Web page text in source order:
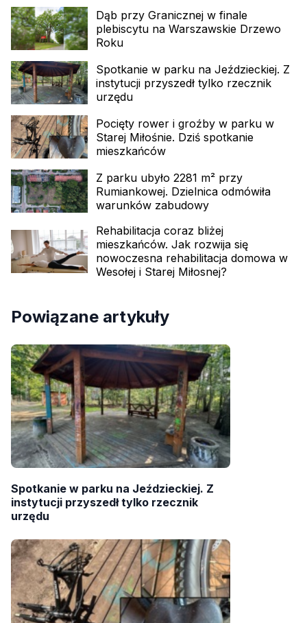
Dąb przy Granicznej w finale
plebiscytu na Warszawskie Drzewo
Roku
Spotkanie w parku na Jeździeckiej. Z
instytucji przyszedł tylko rzecznik
urzędu
Pocięty rower i groźby w parku w
Starej Miłośnie. Dziś spotkanie
mieszkańców
Z parku ubyło 2281 m² przy
Rumiankowej. Dzielnica odmówiła
warunków zabudowy
Rehabilitacja coraz bliżej
mieszkańców. Jak rozwija się
nowoczesna rehabilitacja domowa w
Wesołej i Starej Miłosnej?
Powiązane artykuły
Spotkanie w parku na Jeździeckiej. Z
instytucji przyszedł tylko rzecznik
urzędu